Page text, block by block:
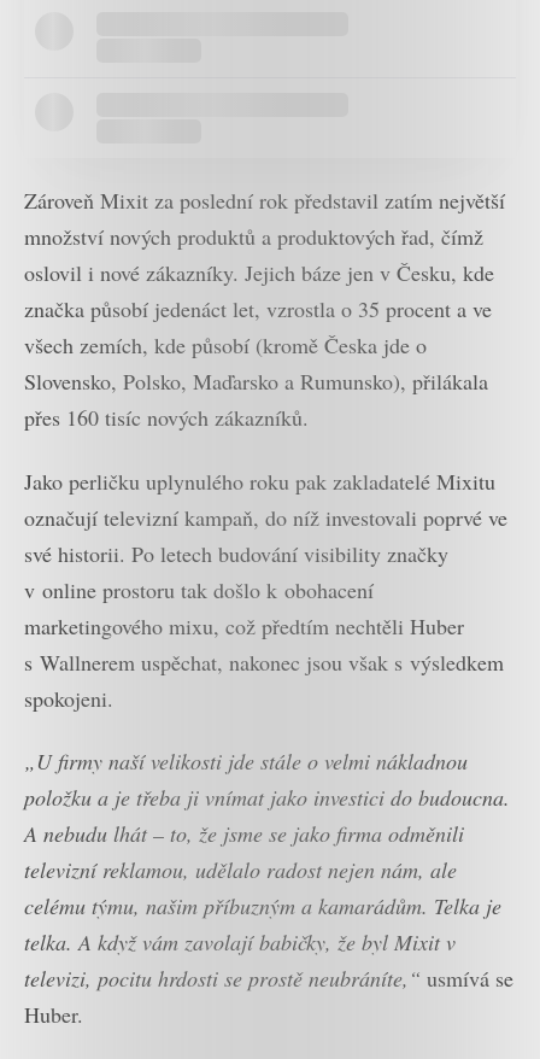
Zároveň Mixit za poslední rok představil zatím největší
množství nových produktů a produktových řad, čímž
oslovil i nové zákazníky. Jejich báze jen v Česku, kde
značka působí jedenáct let, vzrostla o 35 procent a ve
všech zemích, kde působí (kromě Česka jde o
Slovensko, Polsko, Maďarsko a Rumunsko), přilákala
přes 160 tisíc nových zákazníků.
Jako perličku uplynulého roku pak zakladatelé Mixitu
označují televizní kampaň, do níž investovali poprvé ve
své historii. Po letech budování visibility značky
v online prostoru tak došlo k obohacení
marketingového mixu, což předtím nechtěli Huber
s Wallnerem uspěchat, nakonec jsou však s výsledkem
spokojeni.
„U firmy naší velikosti jde stále o velmi nákladnou
položku a je třeba ji vnímat jako investici do budoucna.
A nebudu lhát – to, že jsme se jako firma odměnili
televizní reklamou, udělalo radost nejen nám, ale
celému týmu, našim příbuzným a kamarádům. Telka je
telka. A když vám zavolají babičky, že byl Mixit v
televizi, pocitu hrdosti se prostě neubráníte,“ usmívá se
Huber.